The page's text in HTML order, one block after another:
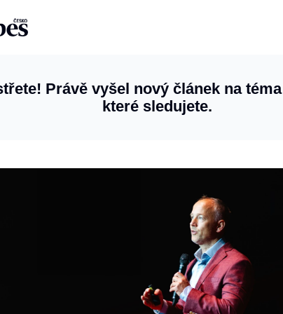
Právě vyšel nový článek na téma
které sledujete.